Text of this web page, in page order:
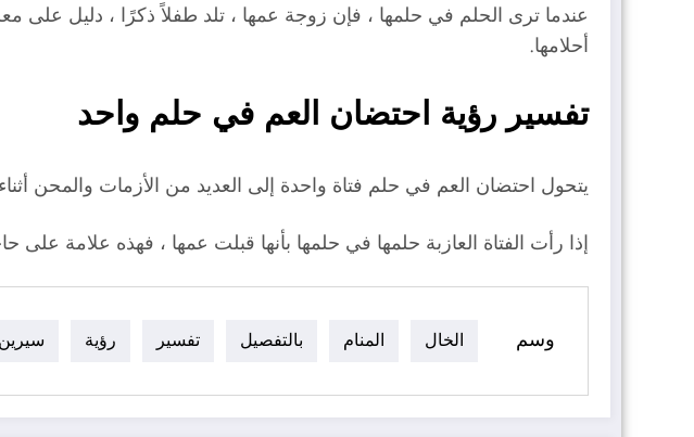
عندما ترى الحلم في حلمها ، فإن زوجة عمها ، تلد طفلاً ذكرًا ، دليل على
أحلامها.
تفسير رؤية احتضان العم في حلم واحد
يتحول احتضان العم في حلم فتاة واحدة إلى العديد من الأزمات والمحن
إذا رأت الفتاة العازبة حلمها في حلمها بأنها قبلت عمها ، فهذه علامة
وسم الخال المنام بالتفصيل تفسير رؤية سيرين